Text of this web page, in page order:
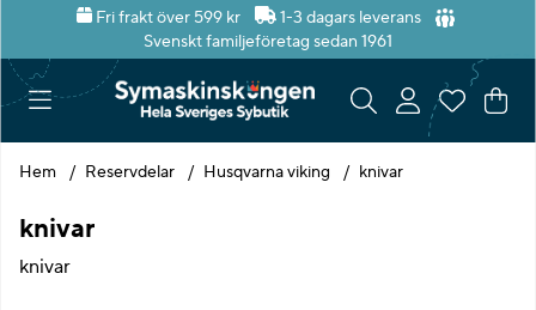
Fri frakt över 599 kr
1-3 dagars leverans
Svenskt familjeföretag sedan 1961
.
Hem Reservdelar Husqvarna viking knivar
knivar
knivar